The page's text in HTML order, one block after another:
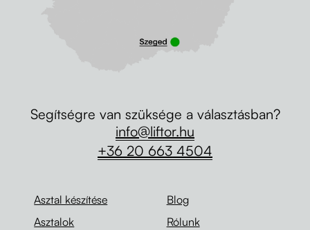
Asztal készítése
Asztalok
Blog
Rólunk
Segítségre van szüksége a választásban?
info@liftor.hu
+36 20 663 4504